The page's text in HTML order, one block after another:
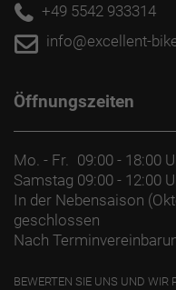
+49 5542 933314
info@excellent-
Öffnungszeiten
Mo. - Fr. 09:00 - 18:00
Samstag 09:00 - 12:00
In der Nebensaison
geschlossen
Nach
BEWERTEN SIE UNS UND WIR